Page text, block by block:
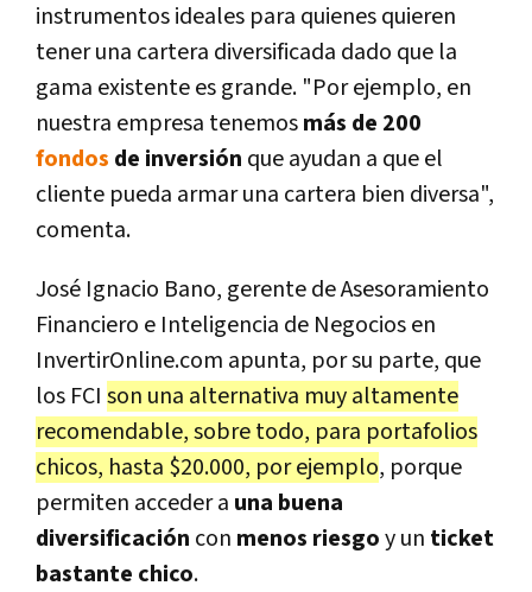
instrumentos ideales para quienes quieren
tener una cartera diversificada dado que la
gama existente es grande. "Por ejemplo, en
nuestra empresa tenemosmás de 200
fondos de inversión que ayudan a que el
cliente pueda armar una cartera bien diversa",
comenta.
José Ignacio Bano, gerente de Asesoramiento
Financiero e Inteligencia de Negocios en
InvertirOnline.com apunta, por su parte, que
los FCI son una alternativa muy altamente
recomendable, sobre todo, para portafolios
chicos, hasta $20.000, por ejemplo, porque
permiten acceder a una buena
diversificación con menos riesgoy un ticket
bastante chico.